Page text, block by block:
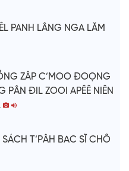
PANH LÂNG NGA LĂM
ZÂP C’MOO ĐOỌNG
PÂN ĐIL ZOOI APÊÊ NIÊN
T’PÂH BAC SĨ CHÔ